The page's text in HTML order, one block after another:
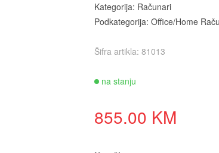
Punjači/
Kategorija: Računari
Podkategorija: Office/Home
Šifra artikla: 81013
na stanju
855.00 KM